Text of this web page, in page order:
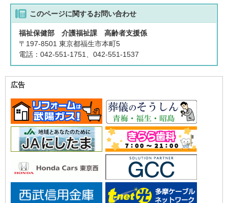
このページに関するお問い合わせ
福祉保健部 介護福祉課 高齢者支援係
〒197-8501 東京都福生市本町5
電話：042-551-1751、042-551-1537
広告